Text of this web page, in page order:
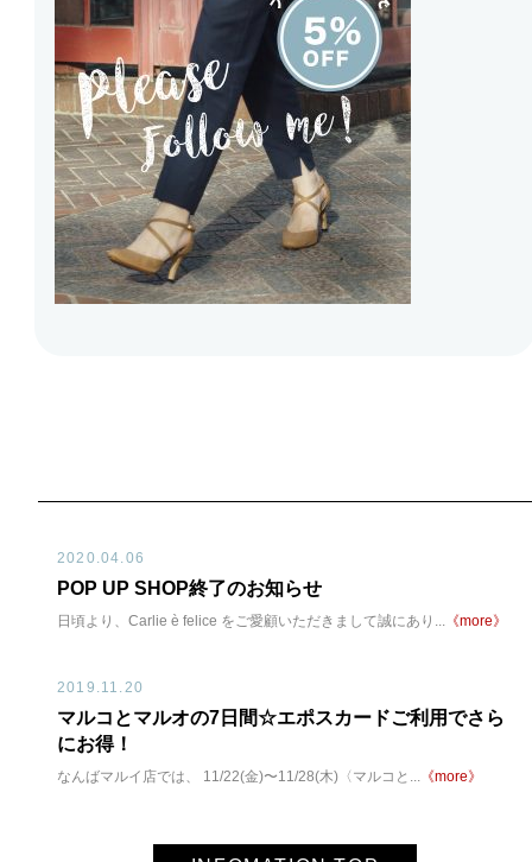
2020.04.06
POP UP SHOP終了のお知らせ
日頃より、Carlie è felice をご愛顧いただきまして誠にあり... 《more》
2019.11.20
マルコとマルオの7日間☆エポスカードご利用でさら
にお得！
なんばマルイ店では、 11/22(金)〜11/28(木)〈マルコと... 《more》